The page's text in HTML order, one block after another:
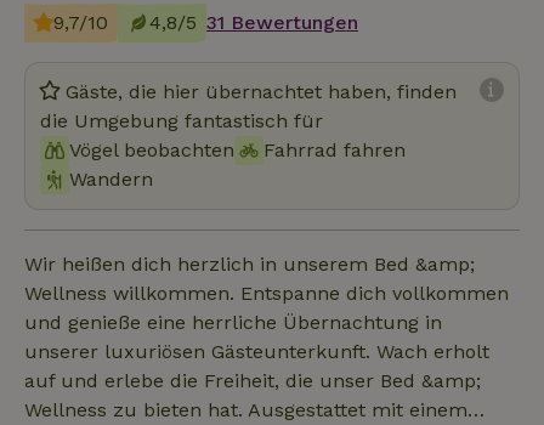
9,7/10 4,8/5 31 Bewertungen
Gäste, die hier übernachtet haben, finden
die Umgebung fantastisch für
Vögel beobachten
Fahrrad fahren
Wandern
Wir heißen dich herzlich in unserem Bed &amp;
Wellness willkommen. Entspanne dich vollkommen
und genieße eine herrliche Übernachtung in
unserer luxuriösen Gästeunterkunft. Wach erholt
auf und erlebe die Freiheit, die unser Bed &amp;
Wellness zu bieten hat. Ausgestattet mit einem